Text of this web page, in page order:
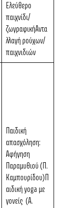
Ελεύθερο
παιχνίδι/
ζωγραφικήΑντα
λλαγή ρούχων/
παιχνιδιών
Παιδική
απασχόληση:
Αφήγηση
Παραμυθιού (Π.
Καμπουρίδου)Π
αιδική yoga με
γονείς (Α.